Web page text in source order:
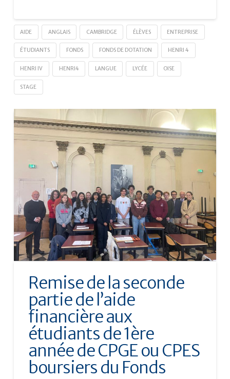
AIDE ANGLAIS CAMBRIDGE ÉLÈVES ENTREPRISE
ÉTUDIANTS FONDS FONDS DE DOTATION HENRI 4
HENRI IV HENRI4 LANGUE LYCÉE OISE
STAGE
Remise de la seconde
partie de l’aide
financière aux
étudiants de 1ère
année de CPGE ou CPES
boursiers du Fonds